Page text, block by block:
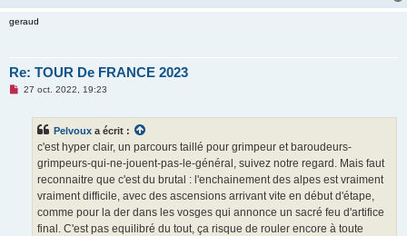
geraud
Re: TOUR De FRANCE 2023
M27 oct. 2022, 19:23
Pelvoux a écrit :
c'est hyper clair, un parcours taillé pour grimpeur et baroudeurs-
grimpeurs-qui-ne-jouent-pas-le-général, suivez notre regard. Mais faut
reconnaitre que c'est du brutal : l'enchainement des alpes est vraiment
vraiment difficile, avec des ascensions arrivant vite en début d'étape,
comme pour la der dans les vosges qui annonce un sacré feu d'artifice
final. C'est pas equilibré du tout, ça risque de rouler encore à toute